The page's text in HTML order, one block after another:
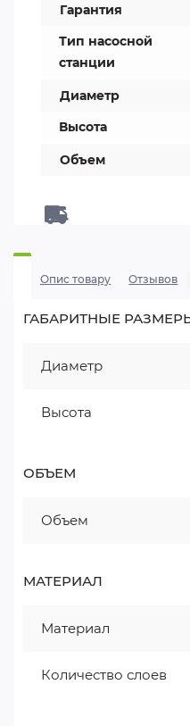
Гарантия
Тип насосной
станции
Диаметр
Высота
Объем
Опис товару Отзывов
ГАБАРИТНЫЕ
Диаметр
Высота
ОБЪЕМ
Объем
МАТЕРИАЛ
Материал
Количество слоев